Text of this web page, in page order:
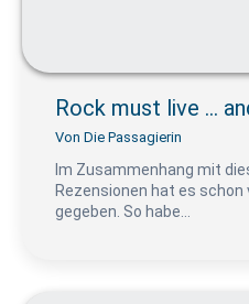
Rock must live …
Von Die Passagierin
Im Zusammenhang mit
Rezensionen hat es schon
gegeben. So habe…